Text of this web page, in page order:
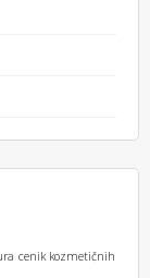
cenik kozmetičnih